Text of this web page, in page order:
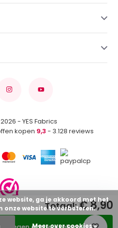
Totaal:€ 8,90
- YES Fabrics
kopen 9,3 - 3.128 reviews
website, ga je akkoord met het
onze website te verbeteren.
Meer over cookies »